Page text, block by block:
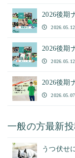
2026後期
2026.05.12
2026後期
2026.05.12
2026後期
2026.05.07
一般の方最新
うつ伏